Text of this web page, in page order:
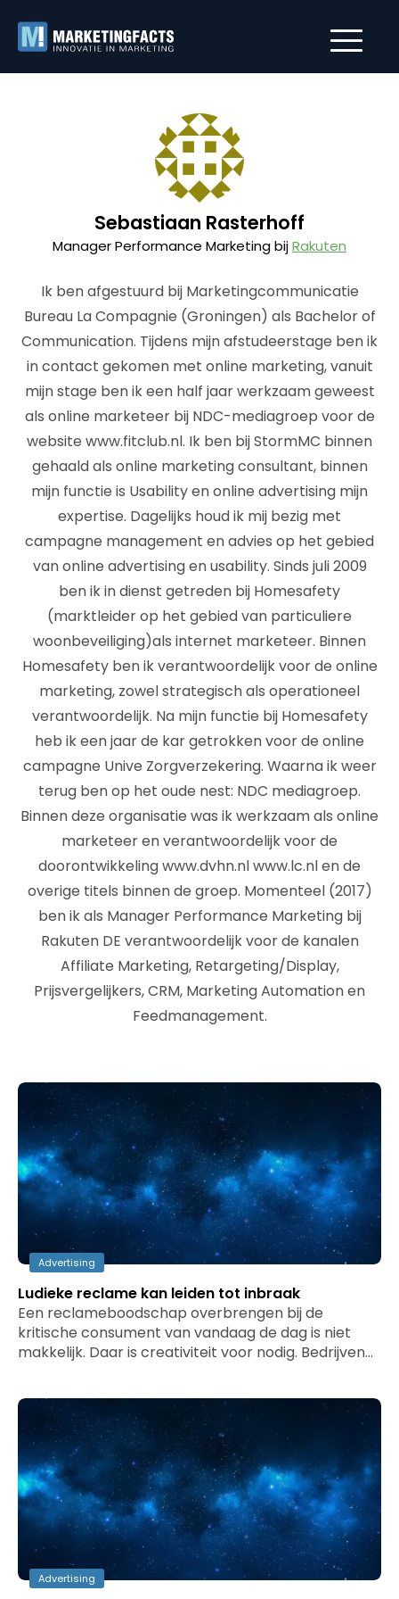
Sebastiaan Rasterhoff
Manager Performance Marketing bijRakuten
Ik ben afgestuurd bij Marketingcommunicatie
Bureau La Compagnie (Groningen) als Bachelor of
Communication. Tijdens mijn afstudeerstage ben ik
in contact gekomen met online marketing, vanuit
mijn stage ben ik een half jaar werkzaam geweest
als online marketeer bij NDC-mediagroep voor de
website www.fitclub.nl. Ik ben bij StormMC binnen
gehaald als online marketing consultant, binnen
mijn functie is Usability en online advertising mijn
expertise. Dagelijks houd ik mij bezig met
campagne management en advies op het gebied
van online advertising en usability. Sinds juli 2009
ben ik in dienst getreden bij Homesafety
(marktleider op het gebied van particuliere
woonbeveiliging)als internet marketeer. Binnen
Homesafety ben ik verantwoordelijk voor de online
marketing, zowel strategisch als operationeel
verantwoordelijk. Na mijn functie bij Homesafety
heb ik een jaar de kar getrokken voor de online
campagne Unive Zorgverzekering. Waarna ik weer
terug ben op het oude nest: NDC mediagroep.
Binnen deze organisatie was ik werkzaam als online
marketeer en verantwoordelijk voor de
doorontwikkeling www.dvhn.nl www.lc.nl en de
overige titels binnen de groep. Momenteel (2017)
ben ik als Manager Performance Marketing bij
Rakuten DE verantwoordelijk voor de kanalen
Affiliate Marketing, Retargeting/Display,
Prijsvergelijkers, CRM, Marketing Automation en
Feedmanagement.
Advertising
Ludieke reclame kan leiden tot inbraak
Een reclameboodschap overbrengen bij de
kritische consument van vandaag de dag is niet
makkelijk. Daar is creativiteit voor nodig. Bedrijven…
Advertising